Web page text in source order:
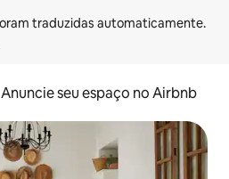
Anuncie seu espaço no Airbnb